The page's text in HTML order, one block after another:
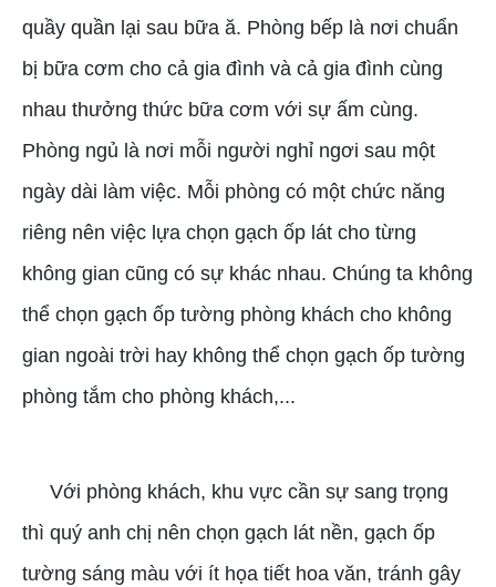
quầy quần lại sau bữa ă. Phòng bếp là nơi chuẩn
bị bữa cơm cho cả gia đình và cả gia đình cùng
nhau thưởng thức bữa cơm với sự ấm cùng.
Phòng ngủ là nơi mỗi người nghỉ ngơi sau một
ngày dài làm việc. Mỗi phòng có một chức năng
riêng nên việc lựa chọn gạch ốp lát cho từng
không gian cũng có sự khác nhau. Chúng ta không
thể chọn gạch ốp tường phòng khách cho không
gian ngoài trời hay không thể chọn gạch ốp tường
phòng tắm cho phòng khách,...
Với phòng khách, khu vực cần sự sang trọng
thì quý anh chị nên chọn gạch lát nền, gạch ốp
tường sáng màu với ít họa tiết hoa văn, tránh gây